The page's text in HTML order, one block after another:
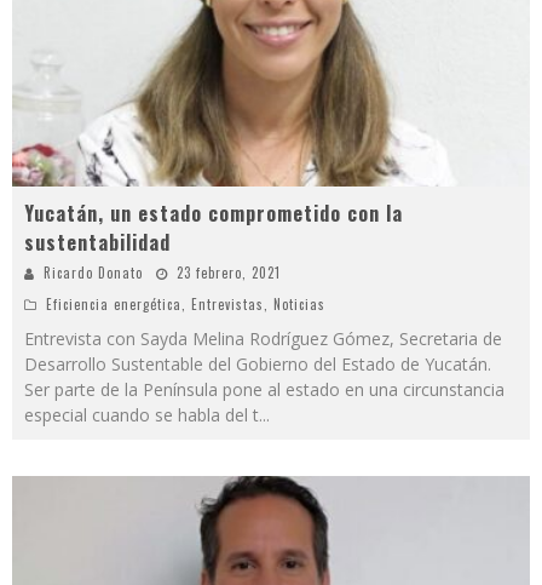
Yucatán, un estado comprometido con la
sustentabilidad
Ricardo Donato
23 febrero, 2021
Eficiencia energética, Entrevistas, Noticias
Entrevista con Sayda Melina Rodríguez Gómez, Secretaria de
Desarrollo Sustentable del Gobierno del Estado de Yucatán.
Ser parte de la Península pone al estado en una circunstancia
especial cuando se habla del t...